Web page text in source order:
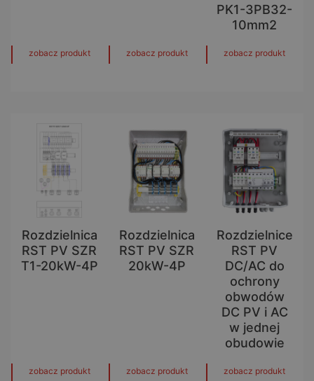
zobacz produkt zobacz produkt
PK1-3PB32-
10mm2
zobacz produkt
Rozdzielnica
RST PV SZR
T1-20kW-4P
zobacz produkt
Rozdzielnica
RST PV SZR
20kW-4P
zobacz produkt
Rozdzielnice
RST PV
DC/AC do
ochrony
obwodów
DC PV i AC
w jednej
obudowie
zobacz produkt